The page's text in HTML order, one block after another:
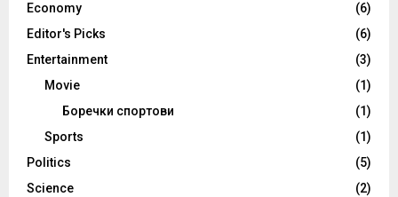
Economy
(6)
Editor's Picks
(6)
Entertainment
(3)
Movie
(1)
Боречки спортови
(1)
Sports
(1)
Politics
(5)
Science
(2)